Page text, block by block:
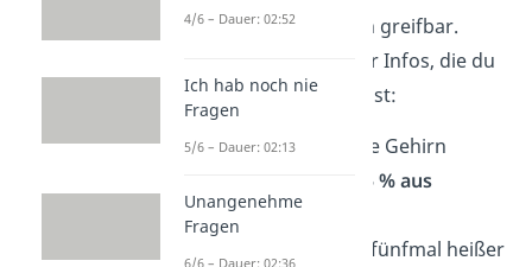
Zahlenmachen Fakten greifbar.
Diese Fakten liefern dir Infos, die du
dir leicht merken kannst:
🧠 Das menschliche Gehirn
75 % aus
Wasser.
⚡ Ein Blitz ist etwa fünfmal heißer
4/6 – Dauer: 02:52
Ich hab noch nie
Fragen
5/6 – Dauer: 02:13
Unangenehme
Fragen
6/6 – Dauer: 02:36